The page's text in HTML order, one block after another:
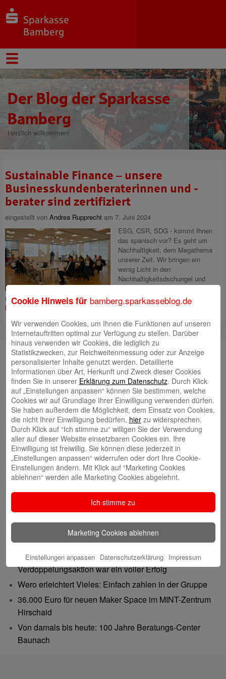
Der Blog der Sparkasse
Bamberg
Herzlich willkommen!
Sustainable Finance – unsere
Businesskundenberaterinnen und -
berater sind zertifiziert
eingestellt von Andrea Rupprecht am 7. Juni 2024
ESG, CSR, SDG - kommt Ihnen
das spanisch vor? Es geht um
Nachhaltigkeit, dem Megathema
unserer Zeit. Wir bringen ein
wenig Licht in den
Nachhaltigkeitsdschungel und
zeigen, wie Unternehmen mit
nachhaltiger Finanzierung punkten und wir sie dabei unterstützen.
lesen
Unsere Autorinnen und Autoren
Andrea Rupprecht
Jonas Simon
Neueste Beiträge
Gutes tun – Freude teilen
Gemeinsam 62.500 Euro bewegt: Spenden-
Verdoppelungsaktion war ein voller Erfolg
Wero erleichtert Vieles: Einfach zahlen in der Gruppe
36.000 Euro für neuen Maker Space im MINT-Zentrum
Hirschaid
Von damals bis heute: 100 Jahre Beratungs-Center
Baunach
Cookie Hinweis für bamberg.sparkasseblog.de
Wir verwenden Cookies, um Ihnen die Funktionen auf unseren
Internetauftritten optimal zur Verfügung zu stellen. Darüber
hinaus verwenden wir Cookies, die lediglich zu
Statistikzwecken, zur Reichweitenmessung oder zur Anzeige
personalisierter Inhalte genutzt werden. Detaillierte
Informationen über Art, Herkunft und Zweck dieser Cookies
finden Sie in unserer Erklärung zum Datenschutz. Durch Klick
auf „Einstellungen anpassen“ können Sie bestimmen, welche
Cookies wir auf Grundlage Ihrer Einwilligung verwenden dürfen.
Sie haben außerdem die Möglichkeit, dem Einsatz von Cookies,
die nicht Ihrer Einwilligung bedürfen, hierzu widersprechen.
Durch Klick auf “Ich stimme zu“ willigen Sie der Verwendung
aller auf dieser Website einsetzbaren Cookies ein. Ihre
Einwilligung ist freiwillig. Sie können diese jederzeit in
„Einstellungen anpassen“ widerrufen oder dort Ihre Cookie-
Einstellungen ändern. Mit Klick auf “Marketing Cookies
ablehnen“ werden alle Marketing Cookies abgelehnt.
Ich stimme zu
Marketing Cookies ablehnen
Einstellungen anpassen Datenschutzerklärung Impressum